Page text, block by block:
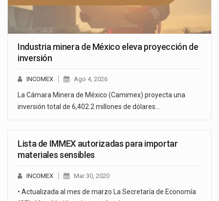
Industria minera de México eleva proyección de
inversión
INCOMEX Ago 4, 2026
La Cámara Minera de México (Camimex) proyecta una
inversión total de 6,402.2 millones de dólares…
Lista de IMMEX autorizadas para importar
materiales sensibles
INCOMEX Mar 30, 2020
• Actualizada al mes de marzo La Secretaría de Economía